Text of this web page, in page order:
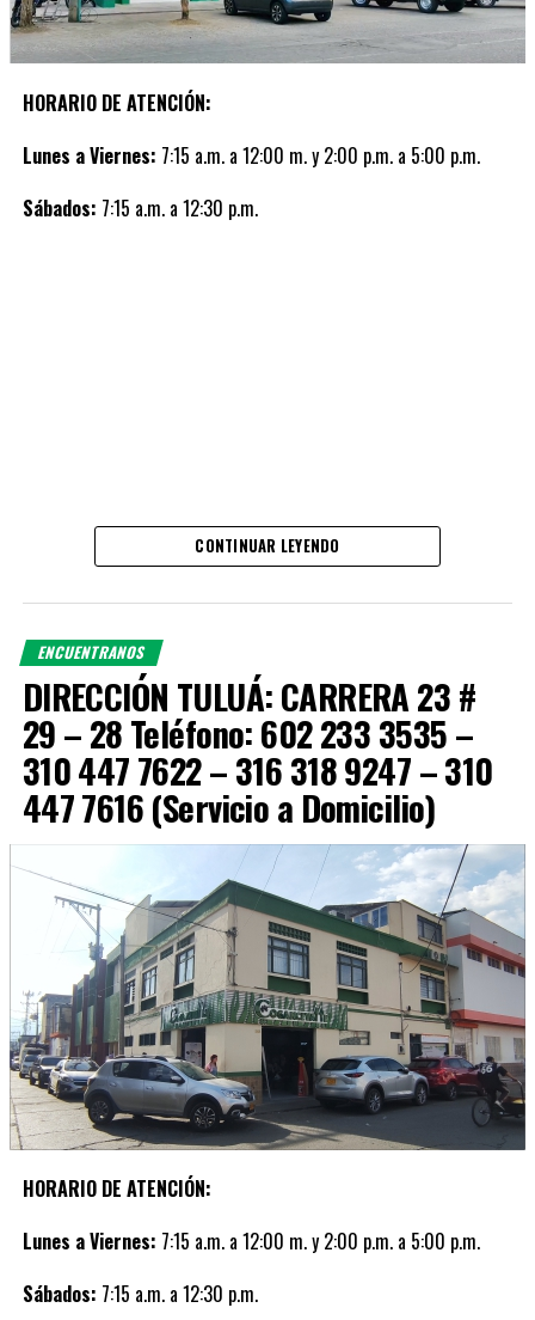
HORARIO DE ATENCIÓN:
Lunes a Viernes: 7:15 a.m. a 12:00 m. y 2:00 p.m. a 5:00 p.m.
Sábados: 7:15 a.m. a 12:30 p.m.
CONTINUAR LEYENDO
ENCUENTRANOS
DIRECCIÓN TULUÁ: CARRERA 23 #
29 – 28 Teléfono: 602 233 3535 –
310 447 7622 – 316 318 9247 – 310
447 7616 (Servicio a Domicilio)
HORARIO DE ATENCIÓN:
Lunes a Viernes: 7:15 a.m. a 12:00 m. y 2:00 p.m. a 5:00 p.m.
Sábados: 7:15 a.m. a 12:30 p.m.